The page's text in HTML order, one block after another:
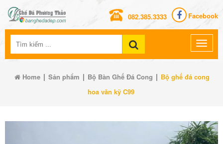
Facebook
082.385.3333
Home | Sản phẩm | Bộ Bàn Ghế Đá Cong | Bộ ghế đá cong
hoa văn kỹ C99